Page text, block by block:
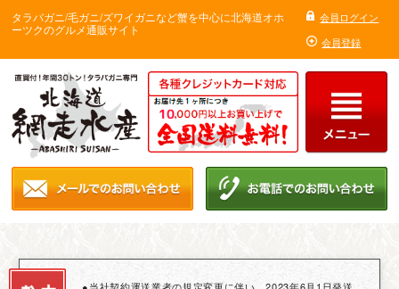
タラバガニ/毛ガニ/ズワイガニなど蟹を中心に北海道オホ
ーツクのグルメ通販サイト
会員ログイン
会員登録
●当社契約運送業者の規定変更に伴い、2023年6月1日発送